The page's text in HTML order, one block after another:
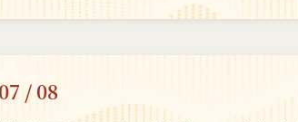
07 / 08